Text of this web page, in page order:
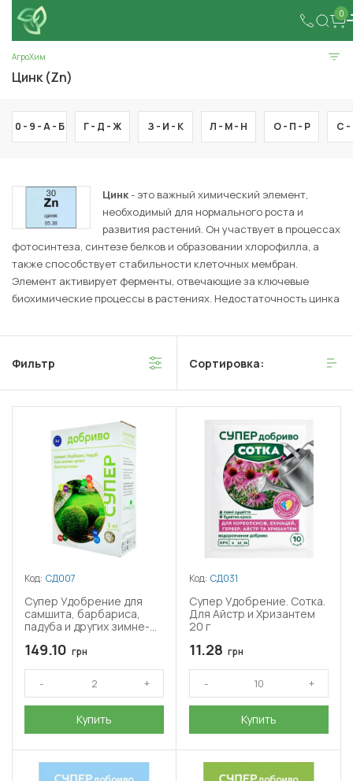
0
АгроХим
Цинк (Zn)
0 - 9 -А - Б Г - Д -Ж З - И - К Л - М - Н О - П - Р С -
Цинк- это важный химический элемент,
необходимый для нормального роста и
развития растений. Он участвует в процессах
фотосинтеза, синтезе белков и образовании хлорофилла, а
также способствует стабильности клеточных мембран.
Элемент активирует ферменты, отвечающие за ключевые
биохимические процессы в растениях. Недостаточность цинка
качества продукции. Для корректировки дефицита цинка в
улучшению состояния растений и повышению их урожайности.
Фильтр Сортировка:
Код: СД007
Супер Удобрение для
самшита, барбариса,
падуба и других зимне-
149.10 грн
Купить
Код: СД031
Супер Удобрение. Сотка.
Для Айстр и Хризантем
20 г
11.28 грн
Купить